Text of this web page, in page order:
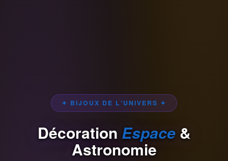
✦ BIJOUX DE L'UNIVERS ✦
Décoration Espace&
Astronomie